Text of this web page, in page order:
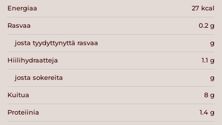
Energiaa 27 kcal
Rasvaa 0.2 g
josta tyydyttynyttä rasvaa g
Hiilihydraatteja 1.1 g
josta sokereita g
Kuitua 8 g
Proteiinia 1.4 g